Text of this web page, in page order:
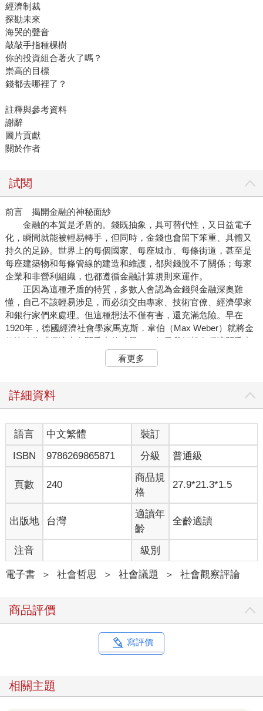
經濟制裁
探勘未來
海哭的聲音
敲敲手指種棵樹
你的投資組合著火了嗎？
崇高的目標
錢都去哪裡了？
註釋與參考資料
謝辭
圖片貢獻
關於作者
試閱
前言 揭開金融的神秘面紗
金融的本質是矛盾的。錢既抽象，具可替代性，又日益電子
化，瞬間就能被輕易轉手，但同時，金錢也會留下笨重、具體又
持久的足跡。世界上的每個國家、每座城市、每條街道，甚至是
每座建築物和每條管線的建造和維護，都與錢脫不了關係；每家
企業和非營利組織，也都遵循金融計算規則來運作。
正因為這種矛盾的特質，多數人會認為金錢與金融深奧難
懂，自己不該輕易涉足，而必須交由專家、技術官僚、經濟學家
和銀行家們來處理。但這種想法不僅有害，還充滿危險。早在
1920年，德國經濟社會學家馬克斯．韋伯（Max Weber）就將金
錢比喻為「經濟生存鬥爭中的武器」。如果我們想在經濟鬥爭中
生存下來，或是爭取更好的未來，就必須先瞭解金錢與金融。
首先，讓我們先定義一些專有名詞。我們可以將金融廣義定
錢為媒介，認知彼此和環境，並進行互動。在過去數千年間，金
「交易媒介」、「計價單位」和「價值儲存」功能的任何東西，
都可以用來當作「金錢」。
檢驗一個物品能否被當成金錢，也取決於它是否能穩定執行
上述三項功能。一幅名畫雖然可以保值，但很少人會把畢卡索的
畫作當成貨幣使用，況且，名畫也不能直接用來購買食物。換句
話說，畫作不具流動性，難以輕鬆快速地交換其他物品。與名畫
相反的例子則是「虛擬貨幣」，它使用起來既快速又方便，但卻
因價格波動性太高，保值效果相對不佳。為了能有效執行三項基
本功能，金錢必須值得被「信賴」才行。
作為一種「關係系統」，金融的力量大到足以改變世界。我
們可以透過它來募集私人和公共資源，開發新型疫苗以對抗疫
情。同樣地，金融也能夠讓一個富豪掌控整個科技平台，影響數
來說，計價方式常是股票或其他金融工具）。當住家變成了不動
產，伴隨而來的就是繳稅義務和修繕費用。整個自然環境變成了
一套資產系統，它的保護或毀滅，都由經濟價值和成本效益分析
來驅動。生活變成一種資產與債務的平衡關係，就連「時間」也
險管理技術來管控。金融架起了時間與空間的橋樑，不僅連結了
看更多
詳細資料
語言 中文繁體
裝訂
ISBN
9786269865871 分級 普通級
頁數 240
商品規
格
27.9*21.3*1.5
出版地 台灣
適讀年
齡
全齡適讀
注音 級別
電子書 ＞ 社會哲思 ＞ 社會議題 ＞ 社會觀察評論
商品評價
寫評價
相關主題